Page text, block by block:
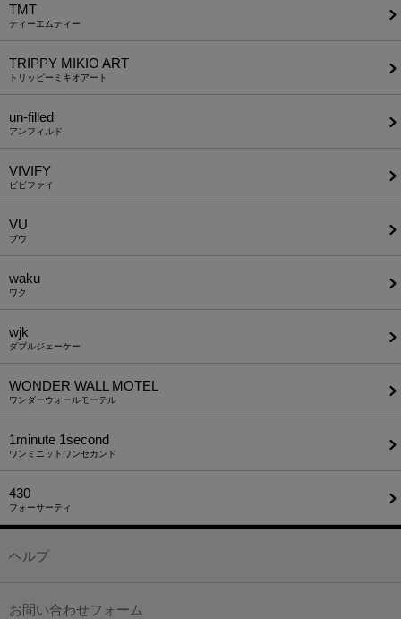
TMT
ティーエムティー
TRIPPY MIKIO ART
トリッピーミキオアート
un-filled
アンフィルド
VIVIFY
ビビファイ
VU
ブウ
waku
ワク
wjk
ダブルジェーケー
WONDER WALL MOTEL
ワンダーウォールモーテル
1minute​ 1second
ワンミニットワンセカンド
430
フォーサーティ
ヘルプ
お問い合わせフォーム